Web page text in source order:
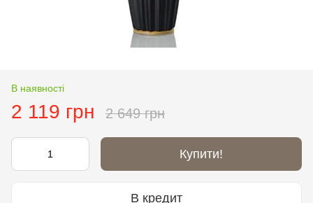
В наявності
2 119 грн 2 649 грн
Купити!
В кредит